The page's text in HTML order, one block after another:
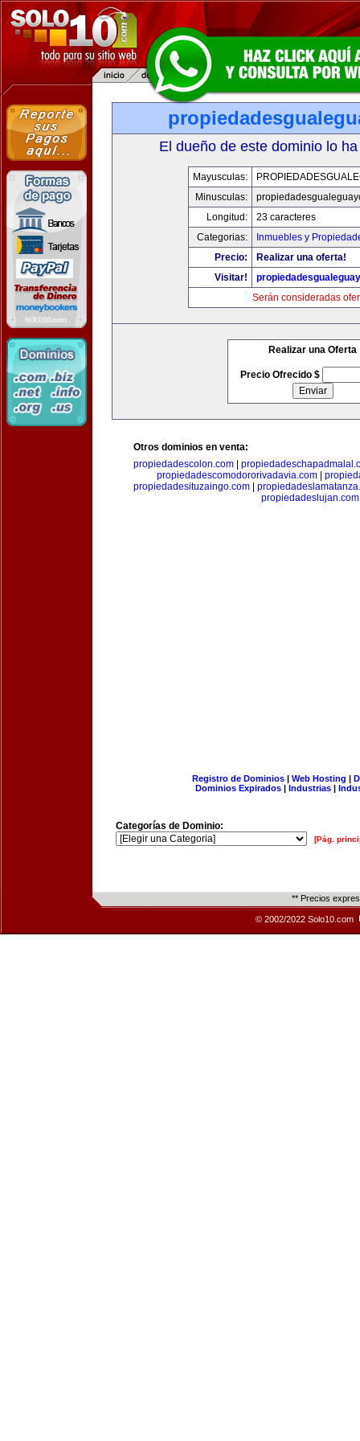
El dueño de este dominio lo
Mayusculas:
Minusculas:
Longitud:
23 caracteres
Categorias:
Inmuebles y
Precio:
Realizar una oferta!
Visitar!
Serán consideradas
Realizar una Oferta
Precio Ofrecido $
Otros dominios en venta:
propiedadescolon.com
propiedadescomodororivadavia.com
propiedadesituzaingo.com
propiedadeslujan.com
Registro de Dominios| Web Hosting |
Dominios Expirados | Industrias |
Categorías de Dominio:
[Pág.
** Precios
© 2002/2022 Solo10.com